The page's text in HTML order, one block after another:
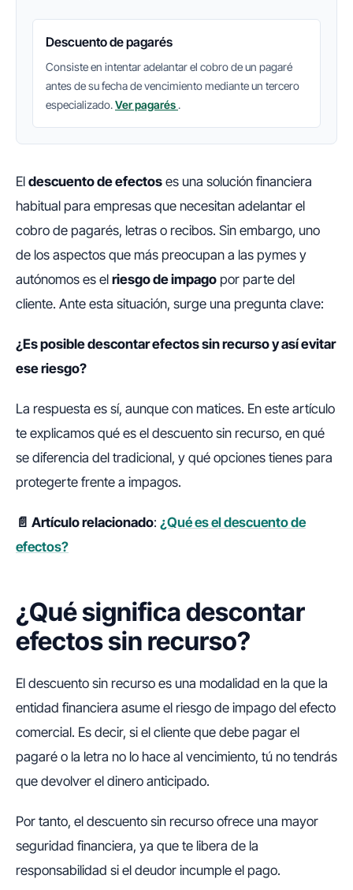
Descuento de pagarés
Consiste en intentar adelantar el cobro de un pagaré
antes de su fecha de vencimiento mediante un tercero
especializado.Ver pagarés .
El descuento de efectos es una solución financiera
habitual para empresas que necesitan adelantar el
cobro de pagarés, letras o recibos. Sin embargo, uno
de los aspectos que más preocupan a las pymes y
autónomos es el riesgo de impago por parte del
cliente. Ante esta situación, surge una pregunta clave:
¿Es posible descontar efectos sin recurso y así evitar
ese riesgo?
La respuesta es sí, aunque con matices. En este artículo
te explicamos qué es el descuento sin recurso, en qué
se diferencia del tradicional, y qué opciones tienes para
protegerte frente a impagos.
📄 Artículo relacionado: ¿Qué es el descuento de
efectos?
¿Qué significa descontar
efectos sin recurso?
El descuento sin recurso es una modalidad en la que la
entidad financiera asume el riesgo de impago del efecto
comercial. Es decir, si el cliente que debe pagar el
pagaré o la letra no lo hace al vencimiento, tú no tendrás
que devolver el dinero anticipado.
Por tanto, el descuento sin recurso ofrece una mayor
seguridad financiera, ya que te libera de la
responsabilidad si el deudor incumple el pago.